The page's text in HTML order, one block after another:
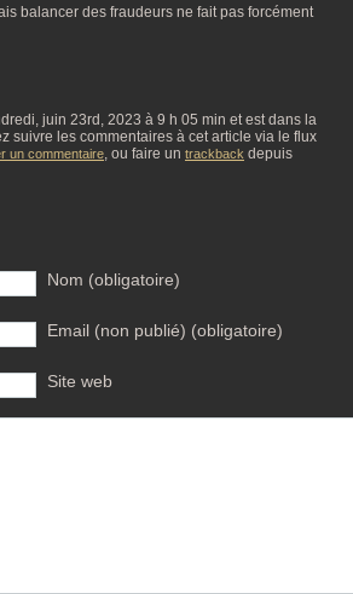
balancer des fraudeurs ne fait pas forcément
juin 23rd, 2023 à 9 h 05 min et est dans la
suivre les commentaires à cet article via le flux
un commentaire, ou faire un trackback depuis
Nom (obligatoire)
Email (non publié) (obligatoire)
Site web